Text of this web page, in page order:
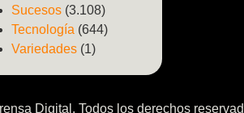
Sucesos(3.108)
Tecnología (644)
Variedades(1)
Digital. Todos los derechos